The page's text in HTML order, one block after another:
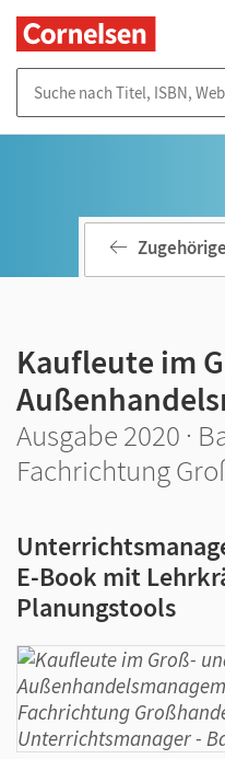
Kaufleute im
Ausgabe 2020 ·
Fachrichtung
E-Book mit
Planungstools